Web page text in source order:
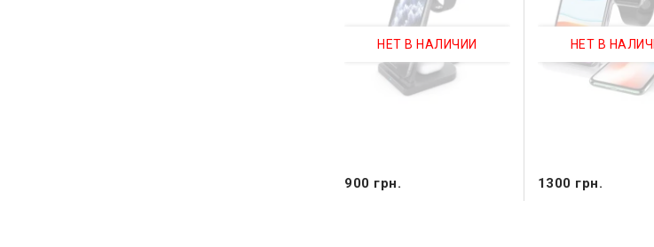
НЕТ В НАЛИЧИИ
900 грн.
НЕТ В
1300 грн.